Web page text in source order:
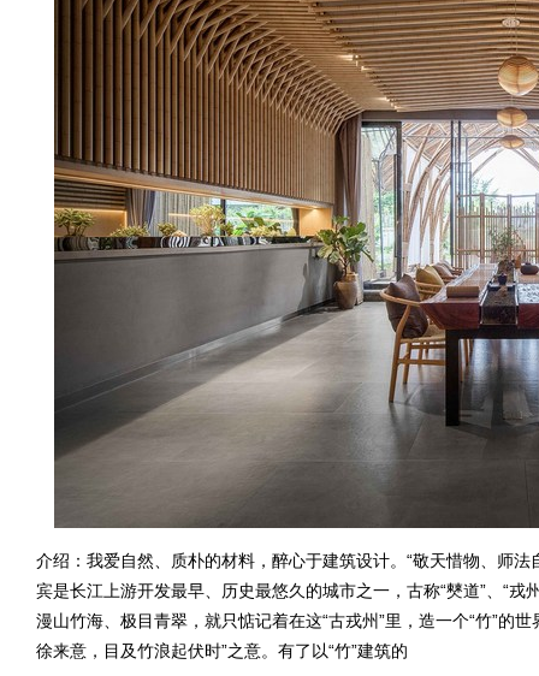
介绍：我爱自然、质朴的材料，醉心于建筑设计。“敬天惜物、师
宾是长江上游开发最早、历史最悠久的城市之一，古称“僰道”、“戎
漫山竹海、极目青翠，就只惦记着在这“古戎州”里，造一个“竹”的
徐来意，目及竹浪起伏时”之意。有了以“竹”建筑的